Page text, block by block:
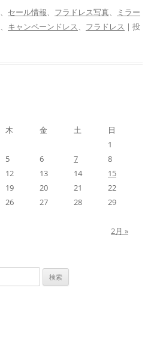
、 セール情報、 フラドレス写真、
ミラー
、 キャンペーンドレス、 フラドレス | 投
木 金 土
日
1
5 6 7
8
12 13 14
15
19 20 21
22
26 27 28
29
2月 »